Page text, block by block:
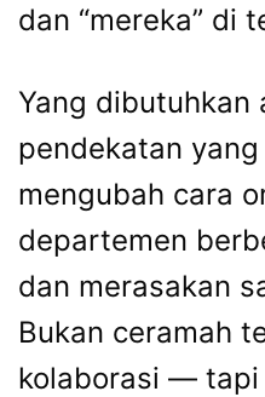
dan “mereka” di
Yang dibutuhkan
pendekatan
mengubah cara
departemen
dan merasakan
Bukan ceramah
kolaborasi — tapi